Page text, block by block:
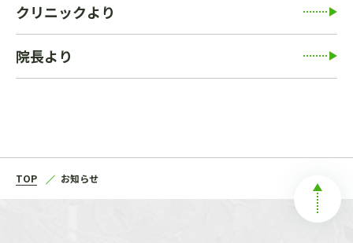
クリニックより
院長より
TOP お知らせ